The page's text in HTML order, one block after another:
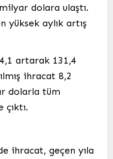
dolara ulaştı.
yüksek aylık artış
artarak 131,4
ihracat 8,2
dolarla tüm
ihracat, geçen yıla